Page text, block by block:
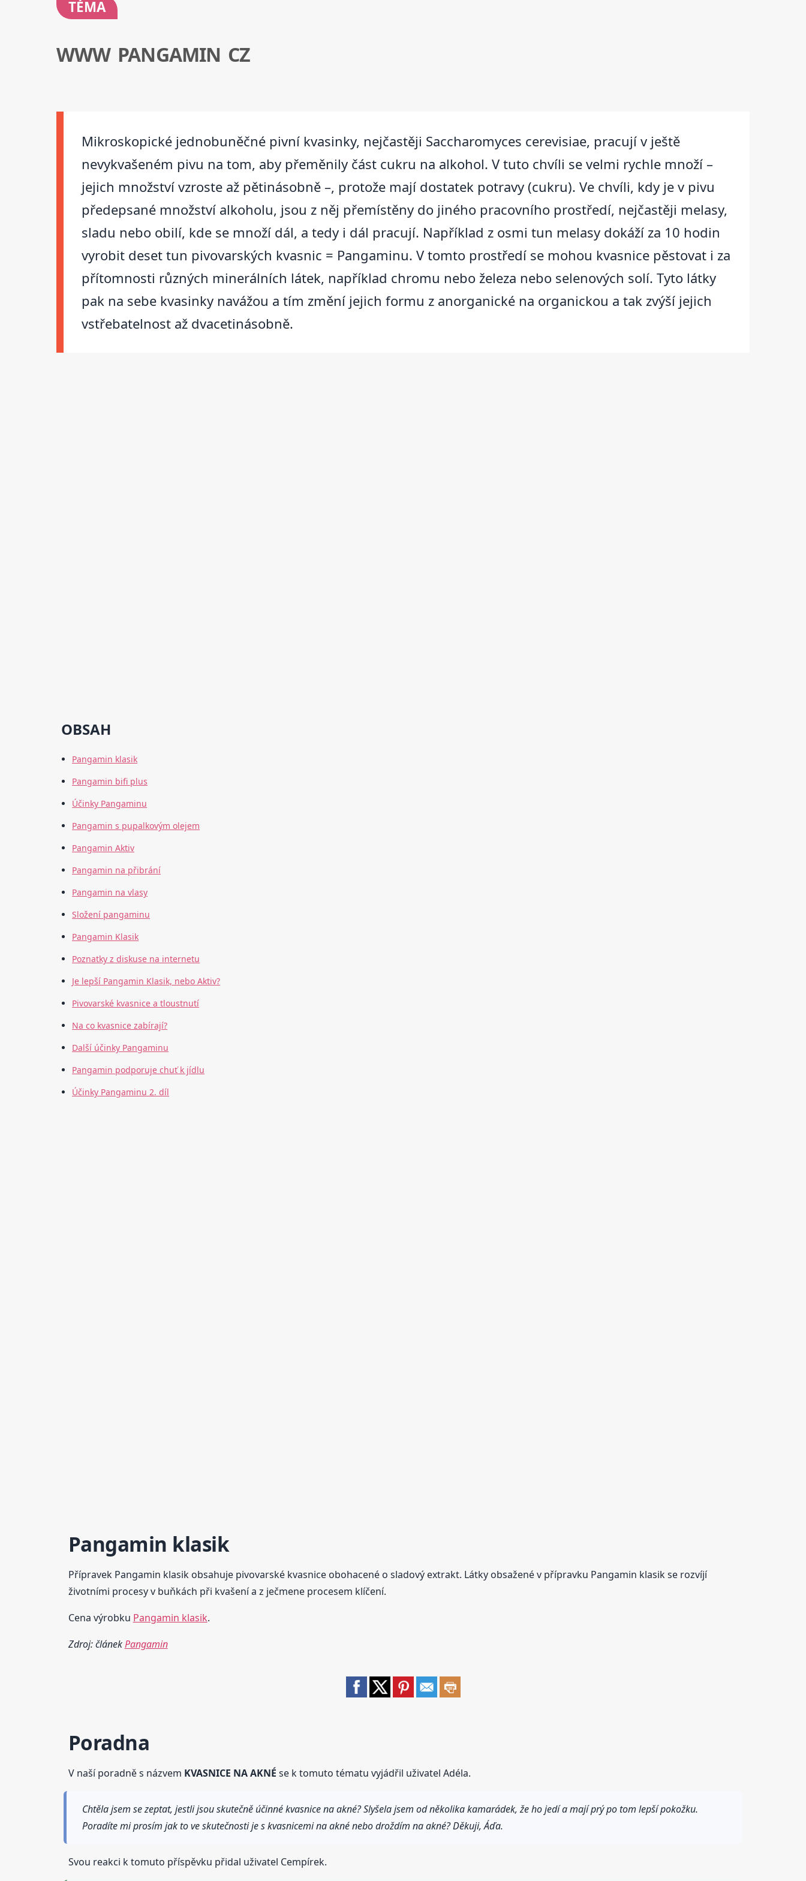
TÉMA
WWW PANGAMIN CZ
Mikroskopické jednobuněčné pivní kvasinky, nejčastěji Saccharomyces cerevisiae, pracují v ještě
nevykvašeném pivu na tom, aby přeměnily část cukru na alkohol. V tuto chvíli se velmi rychle množí –
jejich množství vzroste až pětinásobně –, protože mají dostatek potravy (cukru). Ve chvíli, kdy je v pivu
předepsané množství alkoholu, jsou z něj přemístěny do jiného pracovního prostředí, nejčastěji melasy,
sladu nebo obilí, kde se množí dál, a tedy i dál pracují. Například z osmi tun melasy dokáží za 10 hodin
vyrobit deset tun pivovarských kvasnic = Pangaminu. V tomto prostředí se mohou kvasnice pěstovat i za
přítomnosti různých minerálních látek, například chromu nebo železa nebo selenových solí. Tyto látky
pak na sebe kvasinky navážou a tím změní jejich formu z anorganické na organickou a tak zvýší jejich
vstřebatelnost až dvacetinásobně.
OBSAH
Pangamin klasik
Pangamin bifi plus
Účinky Pangaminu
Pangamin s pupalkovým olejem
Pangamin Aktiv
Pangamin na přibrání
Pangamin na vlasy
Složení pangaminu
Pangamin Klasik
Poznatky z diskuse na internetu
Je lepší Pangamin Klasik, nebo Aktiv?
Pivovarské kvasnice a tloustnutí
Na co kvasnice zabírají?
Další účinky Pangaminu
Pangamin podporuje chuť k jídlu
Účinky Pangaminu 2. díl
Pangamin klasik
Přípravek Pangamin klasik obsahuje pivovarské kvasnice obohacené o sladový extrakt. Látky obsažené v přípravku Pangamin klasik se rozvíjí
životními procesy v buňkách při kvašení a z ječmene procesem klíčení.
Cena výrobku Pangamin klasik.
Zdroj: článekPangamin
Poradna
V naší poradně s názvem KVASNICE NA AKNÉ se k tomuto tématu vyjádřil uživatel Adéla.
Chtěla jsem se zeptat, jestli jsou skutečně účinné kvasnice na akné? Slyšela jsem od několika kamarádek, že ho jedí a mají prý po tom lepší pokožku.
Poradíte mi prosím jak to ve skutečnosti je s kvasnicemi na akné nebo droždím na akné? Děkuji, Áďa.
Svou reakci k tomuto příspěvku přidal uživatel Cempírek.